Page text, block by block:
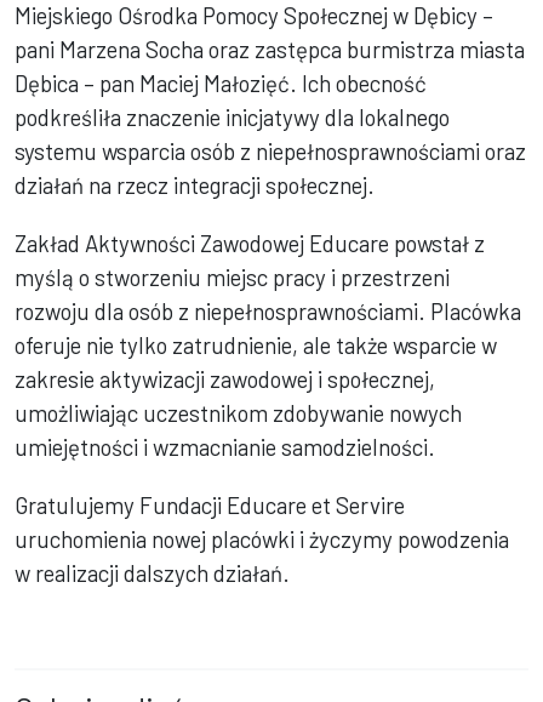
Miejskiego Ośrodka Pomocy Społecznej w Dębicy –
pani Marzena Socha oraz zastępca burmistrza miasta
Dębica – pan Maciej Małozięć. Ich obecność
podkreśliła znaczenie inicjatywy dla lokalnego
systemu wsparcia osób z niepełnosprawnościami oraz
działań na rzecz integracji społecznej.
Zakład Aktywności Zawodowej Educare powstał z
myślą o stworzeniu miejsc pracy i przestrzeni
rozwoju dla osób z niepełnosprawnościami. Placówka
oferuje nie tylko zatrudnienie, ale także wsparcie w
zakresie aktywizacji zawodowej i społecznej,
umożliwiając uczestnikom zdobywanie nowych
umiejętności i wzmacnianie samodzielności.
Gratulujemy Fundacji Educare et Servire
uruchomienia nowej placówki i życzymy powodzenia
w realizacji dalszych działań.